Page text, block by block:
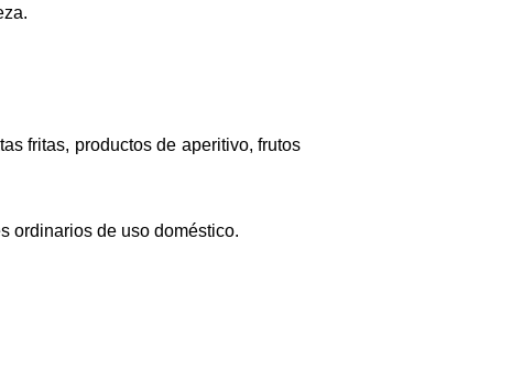
fritas, productos de aperitivo, frutos
ordinarios de uso doméstico.